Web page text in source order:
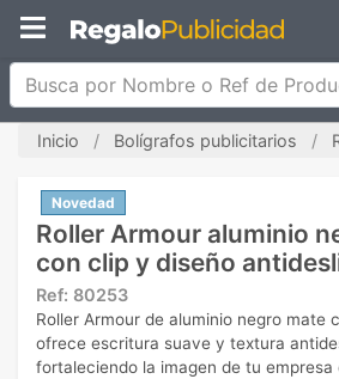
Busca por Nombre o Ref de
Inicio Bolígrafos publicitarios
Novedad
Roller Armour aluminio
con clip y diseño
Ref: 80253
Roller Armour de aluminio negro mate
ofrece escritura suave y textura
fortaleciendo la imagen de tu empresa